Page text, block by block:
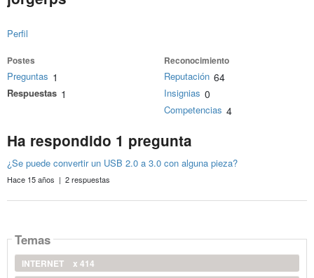
Perfil
Postes
Preguntas 1
Respuestas 1
Reconocimiento
Reputación 64
Insignias 0
Competencias 4
Ha respondido 1 pregunta
¿Se puede convertir un USB 2.0 a 3.0 con alguna pieza?
Hace 15 años | 2 respuestas
Temas
INTERNET
x 414